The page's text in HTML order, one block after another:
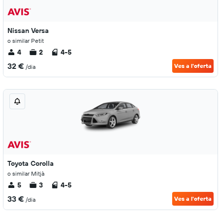
Nissan Versa
o similar Petit
4 2 4-5
32 € /dia Ves a l'oferta
Toyota Corolla
o similar Mitjà
5 3 4-5
33 € /dia Ves a l'oferta